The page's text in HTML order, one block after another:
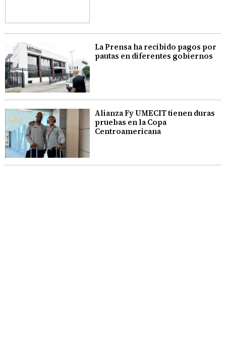
La Prensa ha recibido pagos por
pautas en diferentes gobiernos
Alianza Fy UMECIT tienen duras
pruebas en la Copa
Centroamericana